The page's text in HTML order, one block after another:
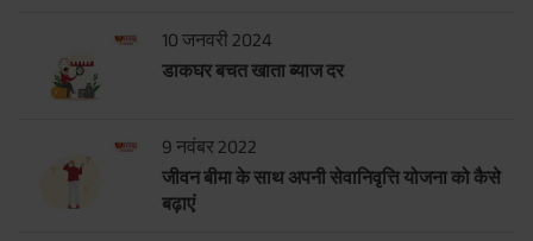
10 जनवरी 2024
डाकघर बचत खाता ब्याज दर
9 नवंबर 2022
जीवन बीमा के साथ अपनी सेवानिवृत्ति योजना को कैसे
बढ़ाएं